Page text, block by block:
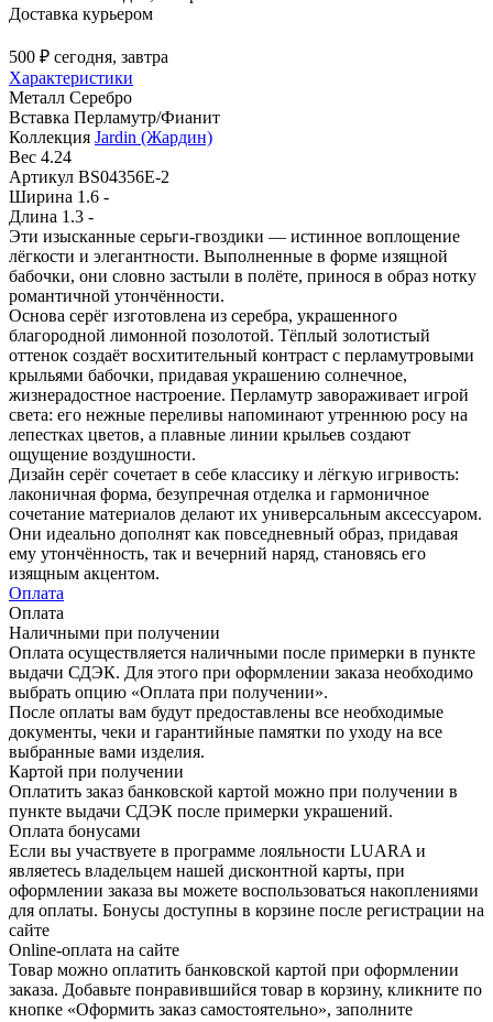
Доставка курьером
500 ₽ сегодня, завтра
Характеристики
Металл Серебро
Вставка Перламутр/Фианит
Коллекция Jardin (Жардин)
Вес 4.24
Артикул BS04356E-2
Ширина 1.6 -
Длина 1.3 -
Эти изысканные серьги-гвоздики — истинное воплощение
лёгкости и элегантности. Выполненные в форме изящной
бабочки, они словно застыли в полёте, принося в образ нотку
романтичной утончённости.
Основа серёг изготовлена из серебра, украшенного
благородной лимонной позолотой. Тёплый золотистый
оттенок создаёт восхитительный контраст с перламутровыми
крыльями бабочки, придавая украшению солнечное,
жизнерадостное настроение. Перламутр завораживает игрой
света: его нежные переливы напоминают утреннюю росу на
лепестках цветов, а плавные линии крыльев создают
ощущение воздушности.
Дизайн серёг сочетает в себе классику и лёгкую игривость:
лаконичная форма, безупречная отделка и гармоничное
сочетание материалов делают их универсальным аксессуаром.
Они идеально дополнят как повседневный образ, придавая
ему утончённость, так и вечерний наряд, становясь его
изящным акцентом.
Оплата
Оплата
Наличными при получении
Оплата осуществляется наличными после примерки в пункте
выдачи СДЭК. Для этого при оформлении заказа необходимо
выбрать опцию «Оплата при получении».
После оплаты вам будут предоставлены все необходимые
документы, чеки и гарантийные памятки по уходу на все
выбранные вами изделия.
Картой при получении
Оплатить заказ банковской картой можно при получении в
пункте выдачи СДЭК после примерки украшений.
Оплата бонусами
Если вы участвуете в программе лояльности LUARA и
являетесь владельцем нашей дисконтной карты, при
оформлении заказа вы можете воспользоваться накоплениями
для оплаты. Бонусы доступны в корзине после регистрации на
сайте
Online-оплата на сайте
Товар можно оплатить банковской картой при оформлении
заказа. Добавьте понравившийся товар в корзину, кликните по
кнопке «Оформить заказ самостоятельно», заполните